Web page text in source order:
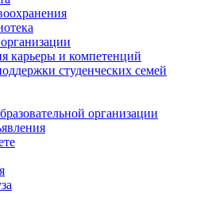
карьеры и компетенций
студенческих семей
организации